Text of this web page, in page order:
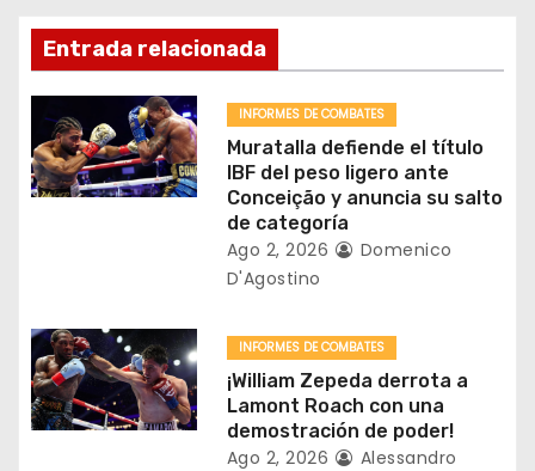
ó
n
d
e
t
r
a
Entrada relacionada
INFORMES DE COMBATES
Muratalla defiende el título
IBF del peso ligero ante
Conceição y anuncia su salto
de categoría
Ago 2, 2026
Domenico
D'Agostino
INFORMES DE COMBATES
¡William Zepeda derrota a
Lamont Roach con una
demostración de poder!
Ago 2, 2026
Alessandro